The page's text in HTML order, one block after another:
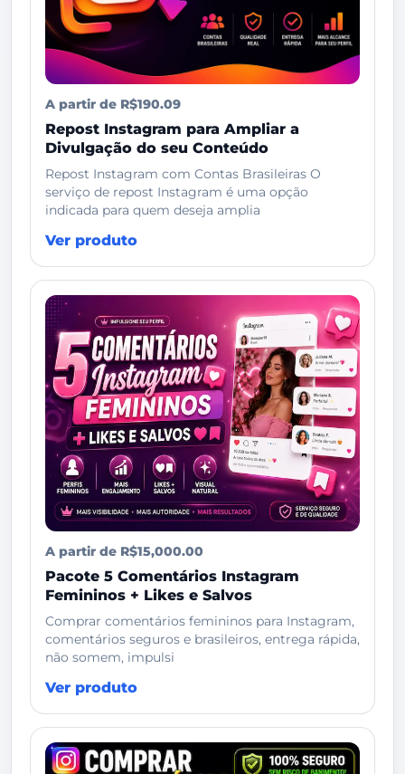
A partir de R$190.09
Repost Instagram para Ampliar a
Divulgação do seu Conteúdo
Repost Instagram com Contas Brasileiras O
serviço de repost Instagram é uma opção
indicada para quem deseja amplia
Ver produto
A partir de R$15,000.00
Pacote 5 Comentários Instagram
Femininos + Likes e Salvos
Comprar comentários femininos para Instagram,
comentários seguros e brasileiros, entrega rápida,
não somem, impulsi
Ver produto